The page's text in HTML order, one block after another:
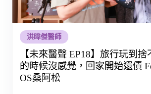
洪暐傑醫師
【未來醫聲 EP18】旅行玩到
的時候沒感覺，回家開始還債
OS桑阿松